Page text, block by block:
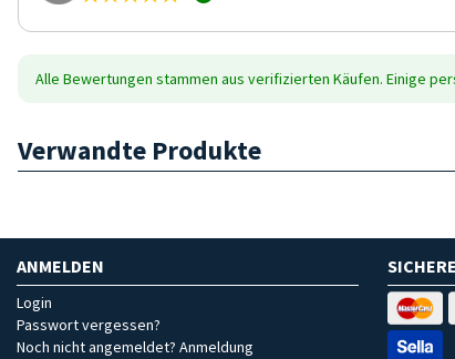
Alle Bewertungen stammen aus verifizierten Käufen. Einige
Verwandte Produkte
ANMELDEN
Login
Passwort vergessen?
Noch nicht angemeldet? Anmeldung